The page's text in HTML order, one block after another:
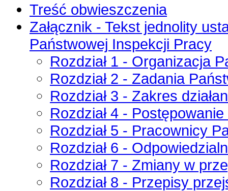
Treść obwieszczenia
Załącznik - Tekst jednolity
Państwowej Inspekcji Pracy
Rozdział 1 - Organizacja
Rozdział 2 - Zadania
Rozdział 3 - Zakres
Rozdział 4 -
Rozdział 5 - Pracownicy
Rozdział 6 -
Rozdział 7 - Zmiany w
Rozdział 8 - Przepisy